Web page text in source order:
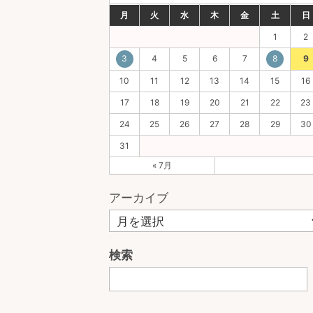
月 火 水 木 金 土 日
1 2
3 4 5 6 7 8 9
10 11 12 13 14 15 16
17 18 19 20 21 22 23
24 25 26 27 28 29 30
31
« 7月
アーカイブ
検索